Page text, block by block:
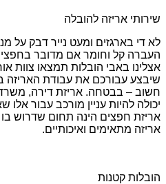
שירותי אריזה להובלה
לא די בארגזים ומעט נייר דבק על
העברה קל וחומר אם מדובר
אצלינו באבי הובלות תמצאו צוות
שיבצע עבורכם את עבודת האריזה
חשוב – בבטחה. אריזת דירה,
יכולה להיות עניין מורכב עבור אלו
אריזת חפצים הינה תחום שדרוש בו
אריזה מתאימים ואיכותיים.
הובלות קטנות